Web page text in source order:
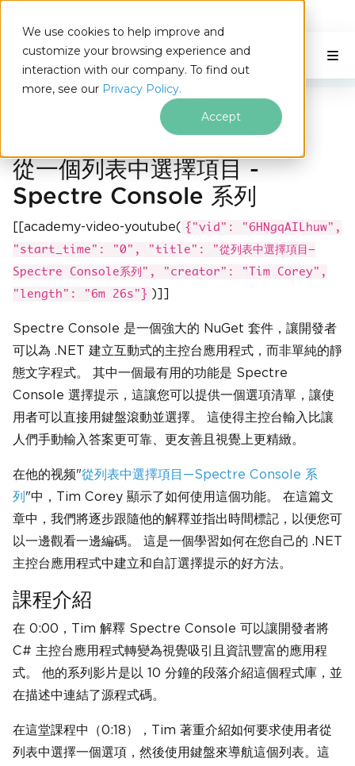
We use cookies to help improve and
customize your browsing experience and
interaction with our company. To find out
more, see our Privacy Policy.
Accept
IRONSOFTWARE
跳至頁尾內容
C# Application
本頁內容
Spectre Console 選擇清單
從一個列表中選擇項目 -
Spectre Console 系列
[[academy-video-youtube( {"vid": "6HNgqAILhuw",
"start_time": "0", "title": "從列表中選擇項目—
Spectre Console系列", "creator": "Tim Corey",
"length": "6m 26s"} )]]
Spectre Console 是一個強大的 NuGet 套件，讓開發者
可以為 .NET 建立互動式的主控台應用程式，而非單純的靜
態文字程式。 其中一個最有用的功能是 Spectre
Console 選擇提示，這讓您可以提供一個選項清單，讓使
用者可以直接用鍵盤滾動並選擇。 這使得主控台輸入比讓
人們手動輸入答案更可靠、更友善且視覺上更精緻。
在他的视频"從列表中選擇項目—Spectre Console 系
列"中，Tim Corey 顯示了如何使用這個功能。 在這篇文
章中，我們將逐步跟隨他的解釋並指出時間標記，以便您可
以一邊觀看一邊編碼。 這是一個學習如何在您自己的 .NET
主控台應用程式中建立和自訂選擇提示的好方法。
課程介紹
在 0:00，Tim 解釋 Spectre Console 可以讓開發者將
C# 主控台應用程式轉變為視覺吸引且資訊豐富的應用程
式。 他的系列影片是以 10 分鐘的段落介紹這個程式庫，並
在描述中連結了源程式碼。
在這堂課程中（0:18），Tim 著重介紹如何要求使用者從
列表中選擇一個選項，然後使用鍵盤來導航這個列表。這